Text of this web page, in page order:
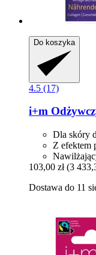
Do koszyka
4.5 (17)
i+m
Dla skóry
Z efektem
103,00 zł (3
Dostawa do 11